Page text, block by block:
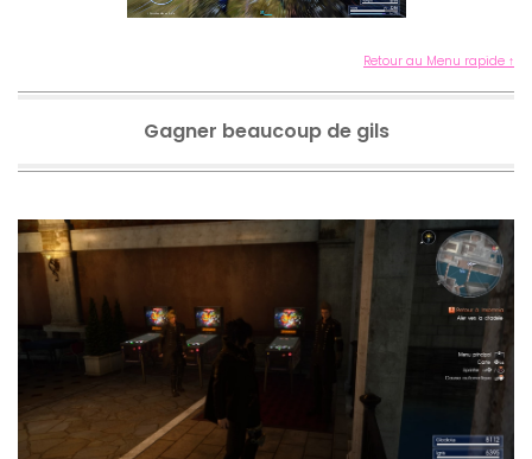
Retour au Menu rapide ↑
Gagner beaucoup de gils